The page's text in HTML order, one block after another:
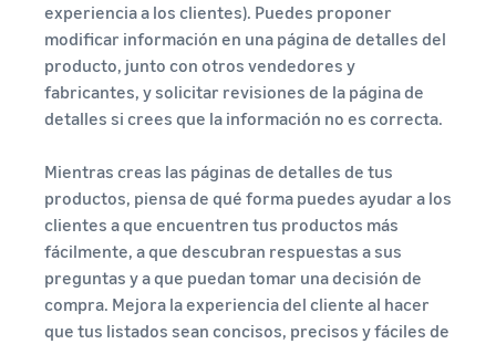
experiencia a los clientes). Puedes proponer
modificar información en una página de detalles del
producto, junto con otros vendedores y
fabricantes, y solicitar revisiones de la página de
detalles si crees que la información no es correcta.
Mientras creas las páginas de detalles de tus
productos, piensa de qué forma puedes ayudar a los
clientes a que encuentren tus productos más
fácilmente, a que descubran respuestas a sus
preguntas y a que puedan tomar una decisión de
compra. Mejora la experiencia del cliente al hacer
que tus listados sean concisos, precisos y fáciles de